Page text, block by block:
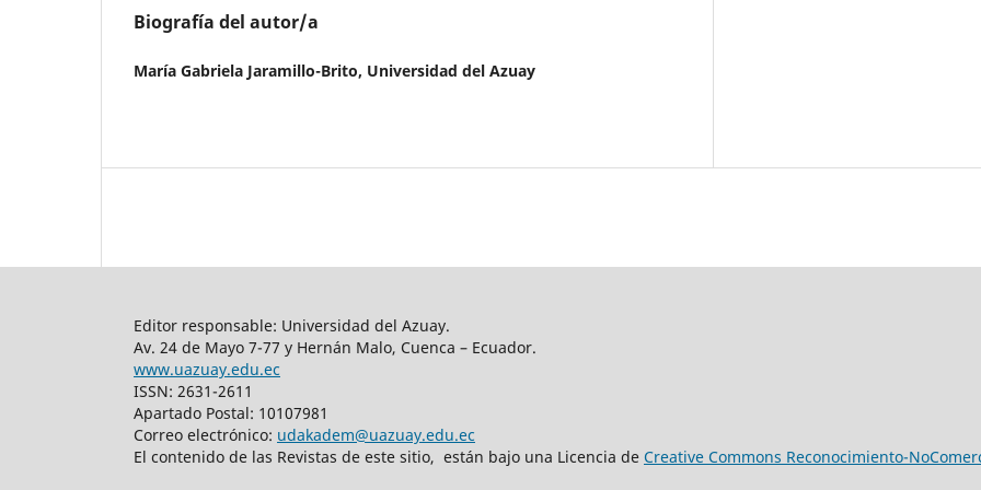
Biografía del autor/a
María Gabriela Jaramillo-Brito, Universidad del Azuay
Editor responsable: Universidad del Azuay.
Av. 24 de Mayo 7-77 y Hernán Malo, Cuenca – Ecuador.
www.uazuay.edu.ec
ISSN: 2631-2611
Apartado Postal: 10107981
Correo electrónico: udakadem@uazuay.edu.ec
El contenido de las Revistas de este sitio, están bajo una Licencia de Creative Commons Reconocimiento-